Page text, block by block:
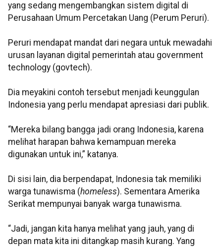
yang sedang mengembangkan sistem digital di
Perusahaan Umum Percetakan Uang (Perum Peruri).
Peruri mendapat mandat dari negara untuk mewadahi
urusan layanan digital pemerintah atau government
technology (govtech).
Dia meyakini contoh tersebut menjadi keunggulan
Indonesia yang perlu mendapat apresiasi dari publik.
“Mereka bilang bangga jadi orang Indonesia, karena
melihat harapan bahwa kemampuan mereka
digunakan untuk ini,” katanya.
Di sisi lain, dia berpendapat, Indonesia tak memiliki
warga tunawisma (homeless). Sementara Amerika
Serikat mempunyai banyak warga tunawisma.
“Jadi, jangan kita hanya melihat yang jauh, yang di
depan mata kita ini ditangkap masih kurang. Yang